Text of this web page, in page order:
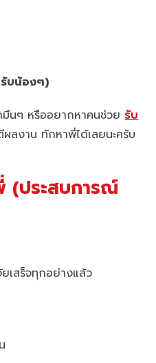
บน้องๆ)
นๆ หรืออยากหาคนช่วย รับ
ลงาน ทักหาพี่ได้เลยนะครับ
(ประสบการณ์
เสร็จทุกอย่างแล้ว